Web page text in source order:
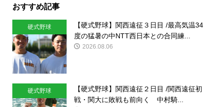
おすすめ記事
硬式野球
【硬式野球】関西遠征３日目 /最高気温34
度の猛暑の中NTT西日本との合同練...
2026.08.06
硬式野球
【硬式野球】関西遠征２日目 /関西遠征初
戦・関大に敗戦も前向く 中村騎...